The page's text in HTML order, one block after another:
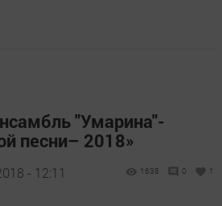
"Умарина"-
песни– 2018»
- 12:11 1638 0 1